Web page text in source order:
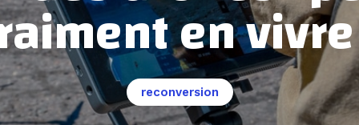
en
reconversion